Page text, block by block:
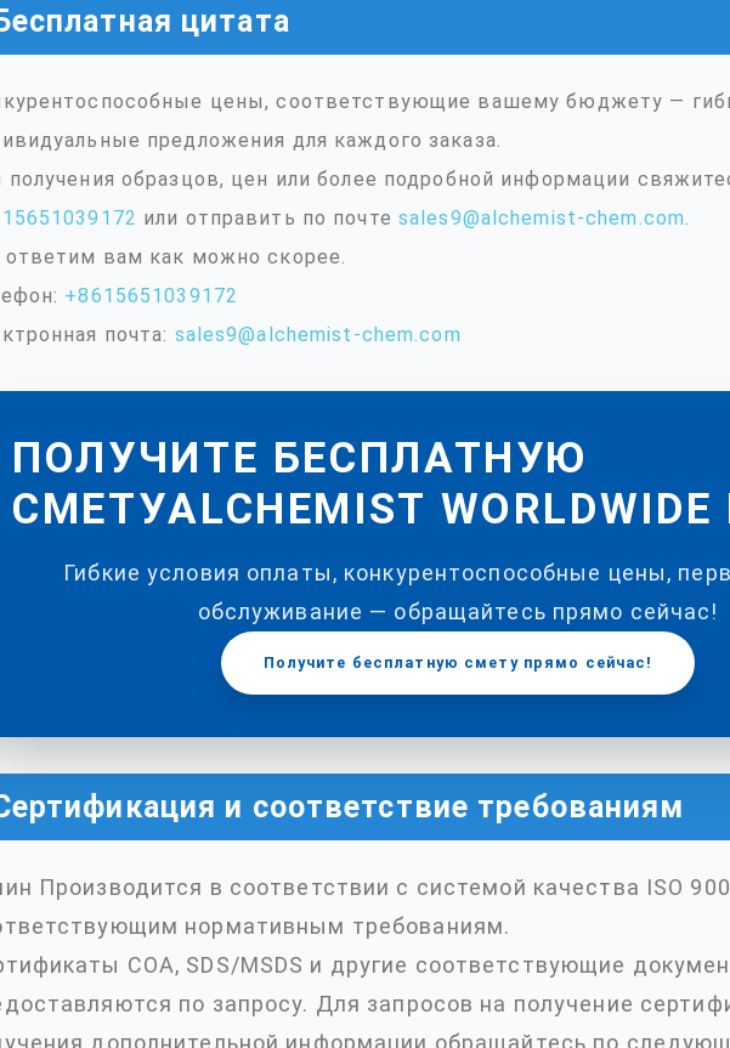
цитата
цены, соответствующие вашему бюджету —
предложения для каждого заказа.
получения образцов, цен или более подробной информации
или отправить по почте sales9@alchemist-chem.com
вам как можно скорее.
+8615651039172
почта: sales9@alchemist-chem.com
ПОЛУЧИТЕ БЕСПЛАТНУЮ
СМЕТУALCHEMIST WORLDWIDE
Гибкие условия оплаты, конкурентоспособные цены,
обслуживание — обращайтесь прямо сейчас!
Получите бесплатную смету прямо сейчас!
и соответствие требованиям
Производится в соответствии с системой качества ISO
нормативным требованиям.
COA, SDS/MSDS и другие соответствующие
по запросу. Для запросов на получение
дополнительной информации обращайтесь по